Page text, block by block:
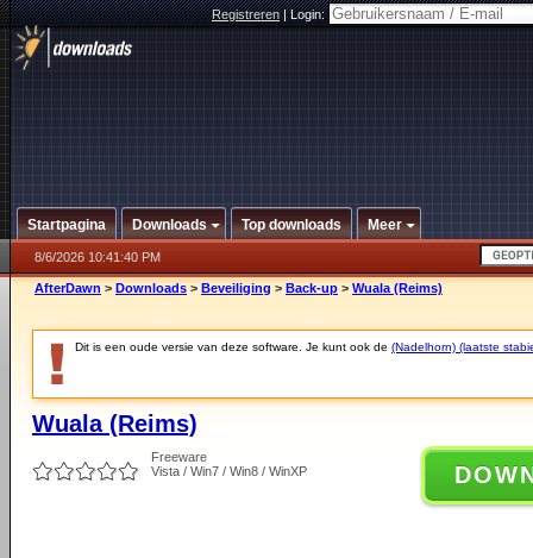
Registreren|Login:
Startpagina Downloads Top downloads Meer
8/6/2026 10:41:40 PM
AfterDawn > Downloads > Beveiliging > Back-up > Wuala (Reims)
Dit is een oude versie van deze software. Je kunt ook de (Nadelhorn) (laatste
Wuala (Reims)
Freeware
Vista / Win7 / Win8 / WinXP